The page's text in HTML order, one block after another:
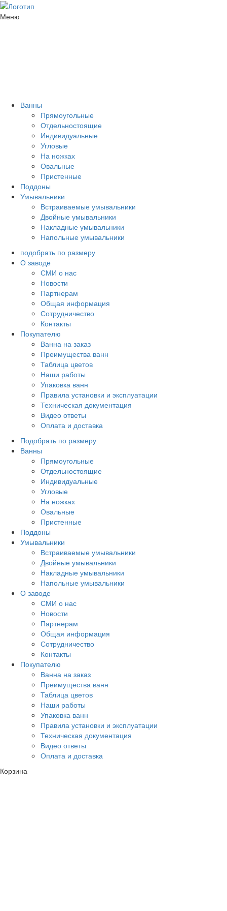
Меню
Ванны
Прямоугольные
Отдельностоящие
Индивидуальные
Угловые
На ножках
Овальные
Пристенные
Поддоны
Умывальники
Встраиваемые умывальники
Двойные умывальники
Накладные умывальники
Напольные умывальники
подобрать по размеру
О заводе
СМИ о нас
Новости
Партнерам
Общая информация
Сотрудничество
Контакты
Покупателю
Ванна на заказ
Преимущества ванн
Таблица цветов
Наши работы
Упаковка ванн
Правила установки и эксплуатации
Техническая документация
Видео ответы
Оплата и доставка
Подобрать по размеру
Ванны
Прямоугольные
Отдельностоящие
Индивидуальные
Угловые
На ножках
Овальные
Пристенные
Поддоны
Умывальники
Встраиваемые умывальники
Двойные умывальники
Накладные умывальники
Напольные умывальники
О заводе
СМИ о нас
Новости
Партнерам
Общая информация
Сотрудничество
Контакты
Покупателю
Ванна на заказ
Преимущества ванн
Таблица цветов
Наши работы
Упаковка ванн
Правила установки и эксплуатации
Техническая документация
Видео ответы
Оплата и доставка
Корзина